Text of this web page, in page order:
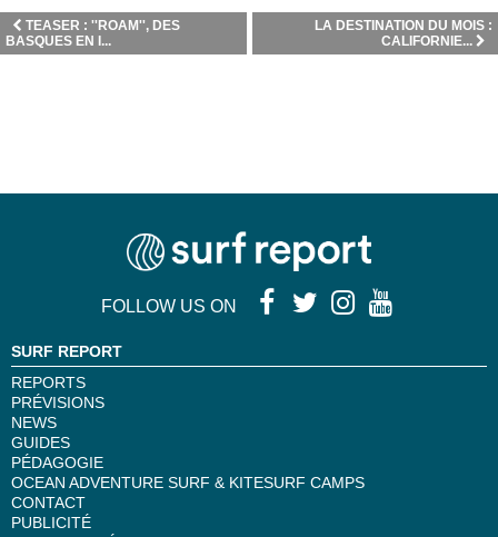
LA DESTINATION DU MOIS :
CALIFORNIE...
TEASER : ''ROAM'', DES
BASQUES EN I...
FOLLOW US ON
SURF REPORT
REPORTS
PRÉVISIONS
NEWS
GUIDES
PÉDAGOGIE
OCEAN ADVENTURE SURF & KITESURF CAMPS
CONTACT
PUBLICITÉ